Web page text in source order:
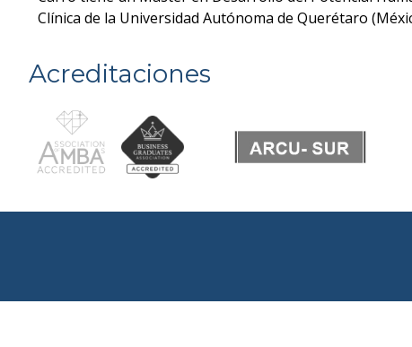
Clínica de la Universidad Autónoma de Querétaro
Acreditaciones